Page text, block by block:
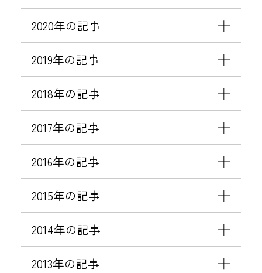
☆
無
料
宿
泊
券
プ
レ
ゼ
ン
ト
☆
☆
★
☆
2020年の記事
2019年の記事
2018年の記事
2017年の記事
2016年の記事
2015年の記事
2014年の記事
2013年の記事